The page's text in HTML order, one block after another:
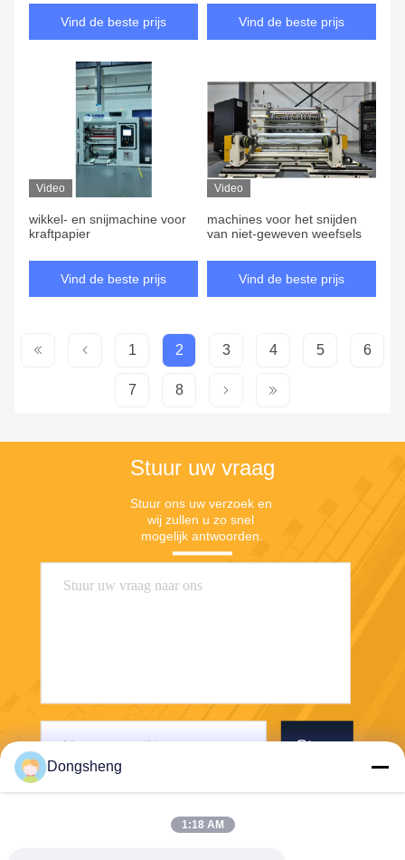
Vind de beste prijs Vind de beste prijs
Video
wikkel- en snijmachine voor
kraftpapier
Vind de beste prijs
Video
machines voor het snijden
van niet-geweven weefsels
Vind de beste prijs
1 2 3 4 5 6
7 8
Stuur uw vraag
Stuur ons uw verzoek en
wij zullen u zo snel
mogelijk antwoorden.
Stuur
Dongsheng
1:18 AM